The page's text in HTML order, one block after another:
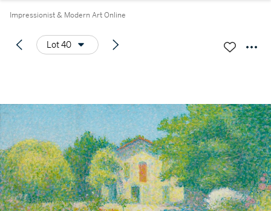
Impressionist & Modern Art Online
Lot 40